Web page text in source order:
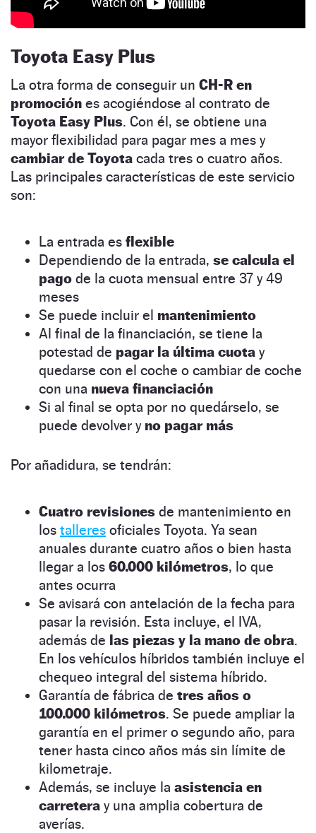
Toyota Easy Plus
La otra forma de conseguir un CH-R en
promoción es acogiéndose al contrato de
Toyota Easy Plus. Con él, se obtiene una
mayor flexibilidad para pagar mes a mes y
cambiar de Toyota cada tres o cuatro años.
Las principales características de este servicio
son:
La entrada es flexible
Dependiendo de la entrada, se calcula el
pago de la cuota mensual entre 37 y 49
meses
Se puede incluir el mantenimiento
Al final de la financiación, se tiene la
potestad de pagar la última cuota y
quedarse con el coche o cambiar de coche
con una nueva financiación
Si al final se opta por no quedárselo, se
puede devolver y no pagar más
Por añadidura, se tendrán:
Cuatro revisiones de mantenimiento en
los talleres oficiales Toyota. Ya sean
anuales durante cuatro años o bien hasta
llegar a los 60.000 kilómetros, lo que
antes ocurra
Se avisará con antelación de la fecha para
pasar la revisión. Esta incluye, el IVA,
además de las piezas y la mano de obra.
En los vehículos híbridos también incluye el
chequeo integral del sistema híbrido.
Garantía de fábrica de tres años o
100.000 kilómetros. Se puede ampliar la
garantía en el primer o segundo año, para
tener hasta cinco años más sin límite de
kilometraje.
Además, se incluye la asistencia en
carretera y una amplia cobertura de
averías.